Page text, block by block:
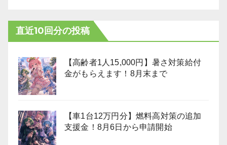
直近10回分の投稿
【高齢者1人15,000円】暑さ対策給付
金がもらえます！8月末まで
【車1台12万円分】燃料高対策の追加
支援金！8月6日から申請開始